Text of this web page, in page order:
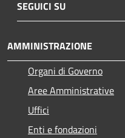
SEGUICI SU
AMMINISTRAZIONE
Organi di Governo
Aree Amministrative
Uffici
Enti e fondazioni